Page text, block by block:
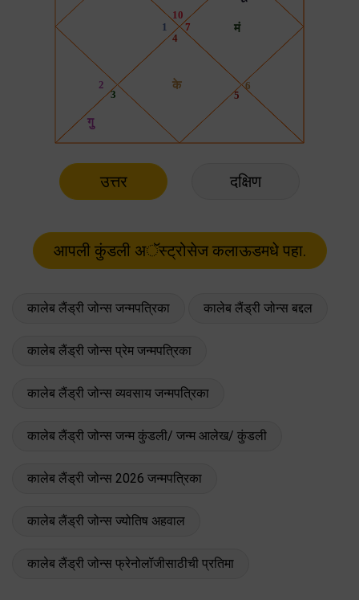
उत्तर दक्षिण
कालेब लैंड्री जोन्स जन्मपत्रिका कालेब लैंड्री जोन्स बद्दल
कालेब लैंड्री जोन्स प्रेम जन्मपत्रिका
कालेब लैंड्री जोन्स व्यवसाय जन्मपत्रिका
कालेब लैंड्री जोन्स जन्म कुंडली/ जन्म आलेख/ कुंडली
कालेब लैंड्री जोन्स 2026 जन्मपत्रिका
कालेब लैंड्री जोन्स ज्योतिष अहवाल
कालेब लैंड्री जोन्स फ्रेनोलॉजीसाठीची प्रतिमा